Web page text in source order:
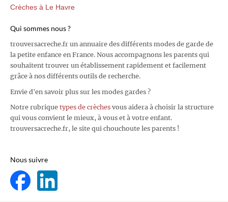
Crèches à Le Havre
Qui sommes nous ?
trouversacreche.fr un annuaire des différents modes de garde de
la petite enfance en France. Nous accompagnons les parents qui
souhaitent trouver un établissement rapidement et facilement
grâce à nos différents outils de recherche.
Envie d'en savoir plus sur les modes gardes ?
Notre rubrique types de crèches vous aidera à choisir la structure
qui vous convient le mieux, à vous et à votre enfant.
trouversacreche.fr, le site qui chouchoute les parents !
Nous suivre